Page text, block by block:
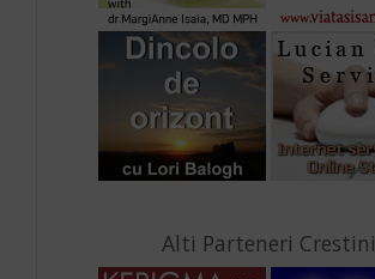
Alti Parteneri Crestini